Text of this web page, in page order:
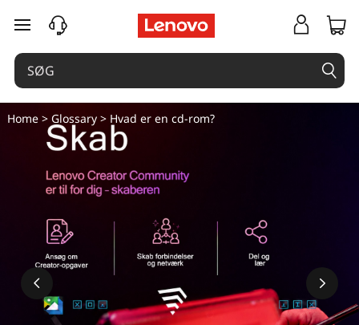
spring til hovedindhold
Home> Glossary> Hvad er en cd-rom?